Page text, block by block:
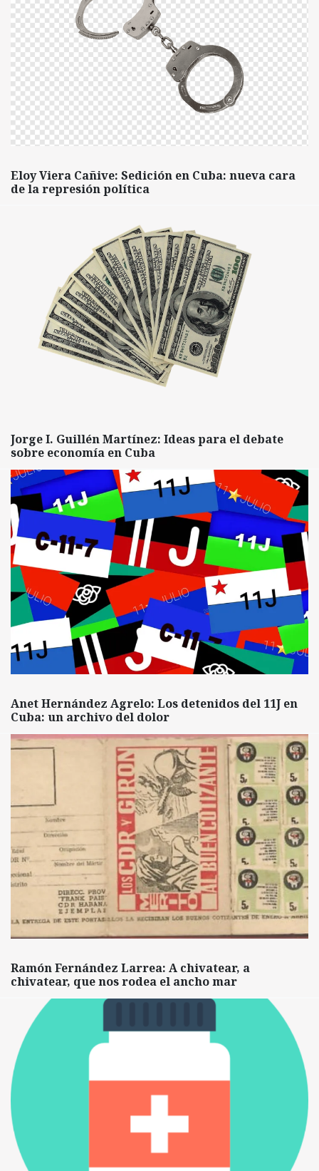
Eloy Viera Cañive: Sedición en Cuba: nueva cara
de la represión política
Jorge I. Guillén Martínez: Ideas para el debate
sobre economía en Cuba
Anet Hernández Agrelo: Los detenidos del 11J en
Cuba: un archivo del dolor
Ramón Fernández Larrea: A chivatear, a
chivatear, que nos rodea el ancho mar